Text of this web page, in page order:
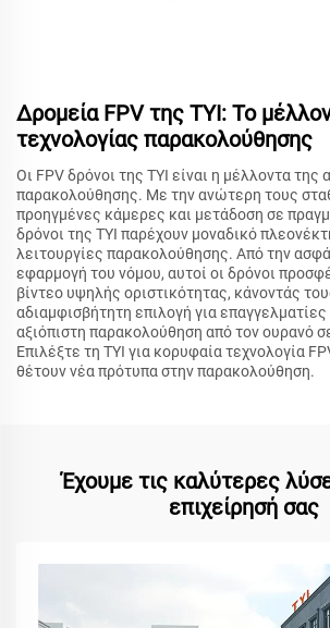
Δρομεία FPV της TYI: Το
τεχνολογίας παρακολούθησης
Οι FPV δρόνοι της TYI είναι η μέλλοντα της
παρακολούθησης. Με την ανώτερη τους
προηγμένες κάμερες και μετάδοση σε
δρόνοι της TYI παρέχουν μοναδικό
λειτουργίες παρακολούθησης. Από την
εφαρμογή του νόμου, αυτοί οι δρόνοι
βίντεο υψηλής οριστικότητας, κάνοντάς
αδιαμφισβήτητη επιλογή για επαγγελματίες
αξιόπιστη παρακολούθηση από τον ουρανό
Επιλέξτε τη TYI για κορυφαία τεχνολογία
θέτουν νέα πρότυπα στην παρακολούθηση.
Έχουμε τις καλύτερες
επιχείρησή σας